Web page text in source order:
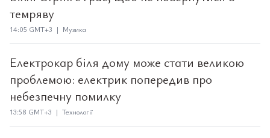
темряву
14:05 GMT+3 | Музика
Електрокар біля дому може стати великою
проблемою: електрик попередив про
небезпечну помилку
13:58 GMT+3 | Технології